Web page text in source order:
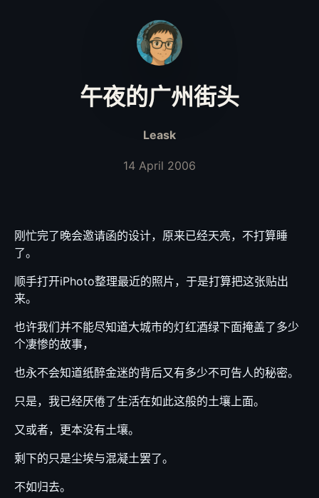
午夜的广州街头
Leask
14 April 2006
刚忙完了晚会邀请函的设计，原来已经天亮，不打算睡
了。
顺手打开iPhoto整理最近的照片，于是打算把这张贴出
来。
也许我们并不能尽知道大城市的灯红酒绿下面掩盖了多少
个凄惨的故事，
也永不会知道纸醉金迷的背后又有多少不可告人的秘密。
只是，我已经厌倦了生活在如此这般的土壤上面。
又或者，更本没有土壤。
剩下的只是尘埃与混凝土罢了。
不如归去。